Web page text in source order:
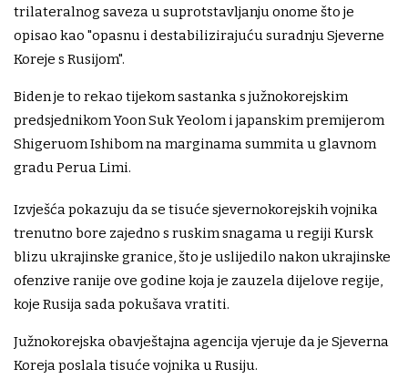
trilateralnog saveza u suprotstavljanju onome što je
opisao kao "opasnu i destabilizirajuću suradnju Sjeverne
Koreje s Rusijom".
Biden je to rekao tijekom sastanka s južnokorejskim
predsjednikom Yoon Suk Yeolom i japanskim premijerom
Shigeruom Ishibom na marginama summita u glavnom
gradu Perua Limi.
Izvješća pokazuju da se tisuće sjevernokorejskih vojnika
trenutno bore zajedno s ruskim snagama u regiji Kursk
blizu ukrajinske granice, što je uslijedilo nakon ukrajinske
ofenzive ranije ove godine koja je zauzela dijelove regije,
koje Rusija sada pokušava vratiti.
Južnokorejska obavještajna agencija vjeruje da je Sjeverna
Koreja poslala tisuće vojnika u Rusiju.